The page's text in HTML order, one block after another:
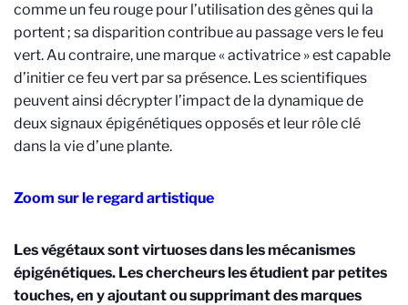
comme un feu rouge pour l’utilisation des gènes qui la
portent ; sa disparition contribue au passage vers le feu
vert. Au contraire, une marque « activatrice » est capable
d’initier ce feu vert par sa présence. Les scientifiques
peuvent ainsi décrypter l’impact de la dynamique de
deux signaux épigénétiques opposés et leur rôle clé
dans la vie d’une plante.
Zoom sur le regard artistique
Les végétaux sont virtuoses dans les mécanismes
épigénétiques. Les chercheurs lesétudient par petites
touches, en y ajoutant ou supprimant des marques